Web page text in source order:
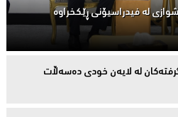
لە فیدراسیۆنی ڕێكخراوە
لە لایەن خودی دەسەڵات